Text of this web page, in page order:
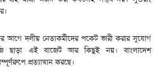
আগে দলীয় নেতাকর্মীদের পকেট ভারী করার সুযোগ
ছাড়া এই বাজেট আর কিছুই নয়। বাংলাদেশ
প্রত্যাখান করছে।